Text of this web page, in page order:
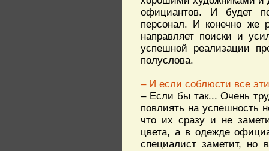
официантов. И будет
персонал. И конечно же
направляет поиски и
успешной реализации
полуслова.
– И если соблюсти все
– Если бы так... Очень
повлиять на успешность
что их сразу и не
цвета, а в одежде
специалист заметит, но